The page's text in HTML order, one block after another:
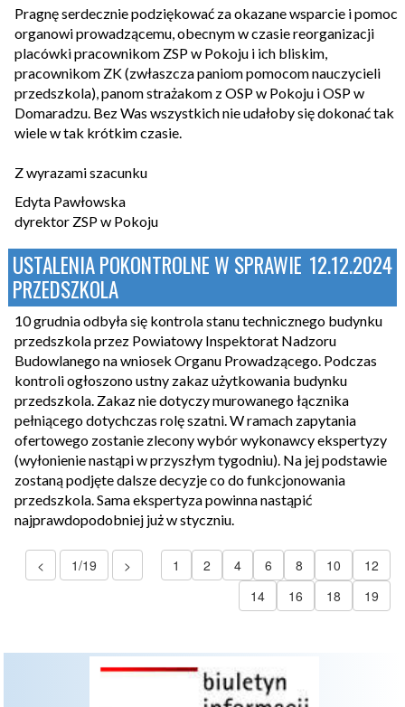
Pragnę serdecznie podziękować za okazane wsparcie i pomoc
organowi prowadzącemu, obecnym w czasie reorganizacji
placówki pracownikom ZSP w Pokoju i ich bliskim,
pracownikom ZK (zwłaszcza paniom pomocom nauczycieli
przedszkola), panom strażakom z OSP w Pokoju i OSP w
Domaradzu. Bez Was wszystkich nie udałoby się dokonać tak
wiele w tak krótkim czasie.
Z wyrazami szacunku
Edyta Pawłowska
dyrektor ZSP w Pokoju
USTALENIA POKONTROLNE W SPRAWIE
PRZEDSZKOLA
12.12.2024
10 grudnia odbyła się kontrola stanu technicznego budynku
przedszkola przez Powiatowy Inspektorat Nadzoru
Budowlanego na wniosek Organu Prowadzącego. Podczas
kontroli ogłoszono ustny zakaz użytkowania budynku
przedszkola. Zakaz nie dotyczy murowanego łącznika
pełniącego dotychczas rolę szatni. W ramach zapytania
ofertowego zostanie zlecony wybór wykonawcy ekspertyzy
(wyłonienie nastąpi w przyszłym tygodniu). Na jej podstawie
zostaną podjęte dalsze decyzje co do funkcjonowania
przedszkola. Sama ekspertyza powinna nastąpić
najprawdopodobniej już w styczniu.
< 1/19 > 1 2 4 6 8 10
12
14
16 18 19